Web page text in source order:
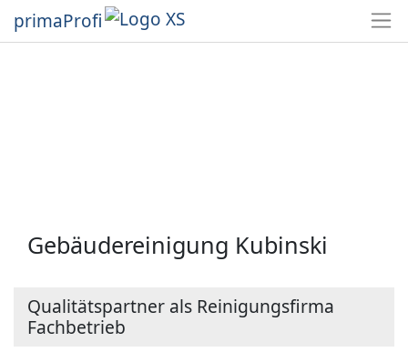
primaProfi
Gebäudereinigung Kubinski
Qualitätspartner als Reinigungsfirma
Fachbetrieb